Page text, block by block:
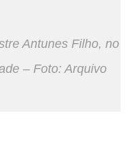
Antunes Filho, no
– Foto: Arquivo